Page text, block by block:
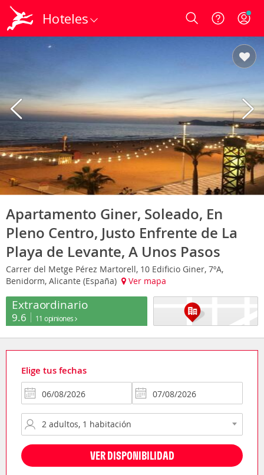
Hoteles Login
Apartamento Giner, Soleado, En
Pleno Centro, Justo Enfrente de La
Playa de Levante, A Unos Pasos
Carrer del Metge Pérez Martorell, 10 Edificio Giner, 7ºA,
Benidorm, Alicante (España)
Ver mapa
Extraordinario
9.6 11 opiniones
Elige tus fechas
VER DISPONIBILIDAD